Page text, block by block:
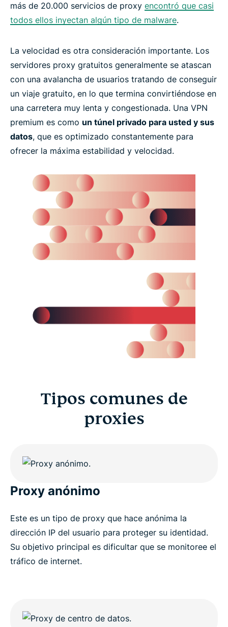
más de 20.000 servicios de proxy encontró que casi
todos ellos inyectan algún tipo de malware.
La velocidad es otra consideración importante. Los
servidores proxy gratuitos generalmente se atascan
con una avalancha de usuarios tratando de conseguir
un viaje gratuito, en lo que termina convirtiéndose en
una carretera muy lenta y congestionada. Una VPN
premium es como un túnel privado para usted y sus
datos, que es optimizado constantemente para
ofrecer la máxima estabilidad y velocidad.
Tipos comunes de
proxies
Proxy anónimo
Este es un tipo de proxy que hace anónima la
dirección IP del usuario para proteger su identidad.
Su objetivo principal es dificultar que se monitoree el
tráfico de internet.